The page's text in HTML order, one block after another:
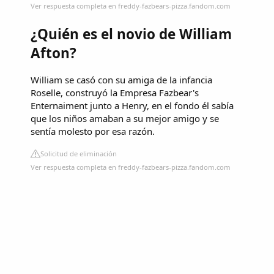
Ver respuesta completa en freddy-fazbears-pizza.fandom.com
¿Quién es el novio de William
Afton?
William se casó con su amiga de la infancia
Roselle, construyó la Empresa Fazbear's
Enternaiment junto a Henry, en el fondo él sabía
que los niños amaban a su mejor amigo y se
sentía molesto por esa razón.
Solicitud de eliminación
Ver respuesta completa en freddy-fazbears-pizza.fandom.com